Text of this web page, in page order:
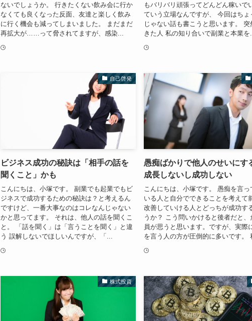
ないでしょうか。 行きたくない飲み会に行か
なくても良くなった反面、友達と楽しく飲み
に行く機会も減ってしまいました。 まだまだ
再拡大が……って脅されてますが、感染...
もバリバリ頑張ってどんどん稼いで
ていう立場なんですが、 今回はちょ
じゃない話も書こうと思います。 突
きた人 私の知り合いで副業と本業を
自己啓発
ビジネス成功の秘訣は「相手の話を
聞くこと」かも
こんにちは、小塚です。 副業でも起業でもビ
ジネスで成功するための秘訣は？と考えるん
ですけど、一番大事なのはコレなんじゃない
かと思ってます。 それは、他人の話を聞くこ
と。 「話を聞く」は「言うことを聞く」と違
う 誤解しないでほしいんですが、「...
愚痴ばかりで他人のせいにす
成長しないし成功しない
こんにちは、小塚です。 愚痴を言っ
いる人と自分でできることを考えて
改善していける人とどっちが成功す
うか？ こう問いかけると後者だと、
員が思うと思います。ですが、実際
を言う人の方が圧倒的に多いです。
株式投資